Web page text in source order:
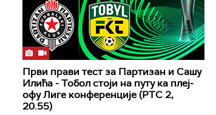
Први прави тест за Партизан и Сашу
Илића - Тобол стоји на путу ка плеј-
офу Лиге конференције (РТС 2,
20.55)